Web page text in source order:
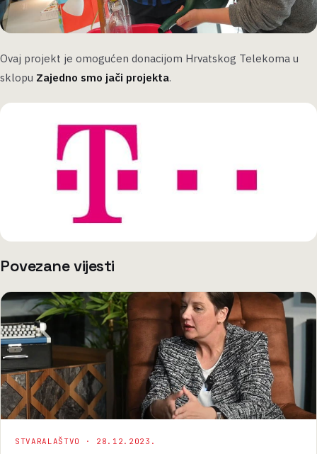
Ovaj projekt je omogućen donacijom Hrvatskog Telekoma u
sklopu Zajedno smo jači projekta.
Povezane vijesti
STVARALAŠTVO · 28.12.2023.